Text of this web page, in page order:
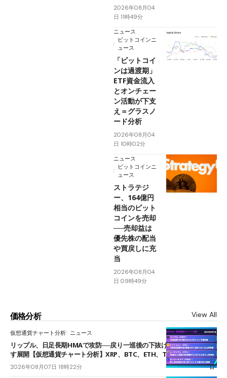
2026年08月04
日 11時49分
ニュース
ビットコインニ
ュース
「ビットコイ
ンは過渡期」
ETF資金流入
とオンチェー
ン活動が下支
え＝グラスノ
ード分析
2026年08月04
日 10時02分
ニュース
ビットコインニ
ュース
ストラテジ
ー、164億円
相当のビット
コインを売却
──売却益は
優先株の配当
や買戻しに充
当
2026年08月04
日 09時49分
価格分析 View All
仮想通貨チャート分析 ニュース
リップル、日足長期HMAで攻防──戻り一巡後の下抜けで0.95ドルを試
す展開【仮想通貨チャート分析】XRP、BTC、ETH、TAKE
2026年08月07日 18時22分